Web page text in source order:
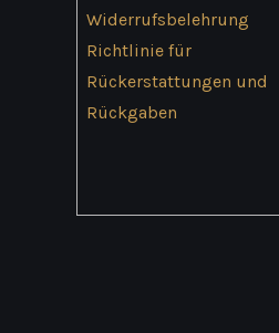
Widerrufsbelehrung
Richtlinie für
Rückerstattungen und
Rückgaben